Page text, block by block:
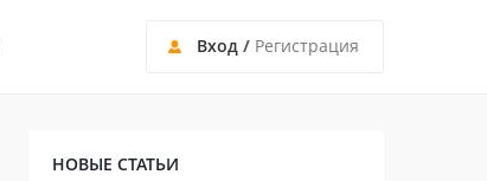
Вход / Регистрация
НОВЫЕ СТАТЬИ